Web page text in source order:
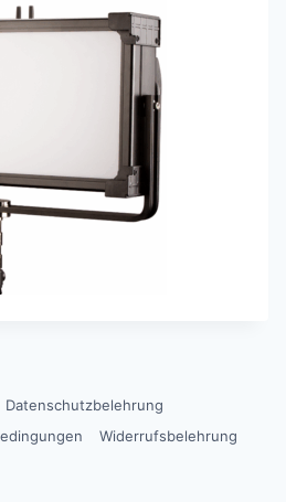
Datenschutzbelehrung
Widerrufsbelehrung